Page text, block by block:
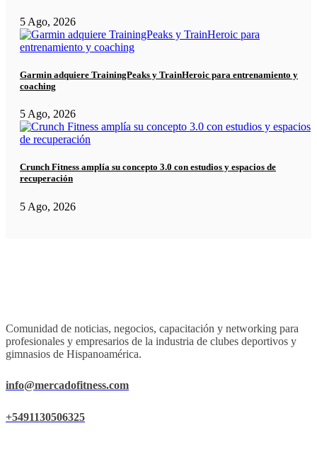
5 Ago, 2026
Garmin adquiere TrainingPeaks y TrainHeroic para entrenamiento y
coaching
5 Ago, 2026
Crunch Fitness amplía su concepto 3.0 con estudios y espacios de
recuperación
5 Ago, 2026
Comunidad de noticias, negocios, capacitación y networking para
profesionales y empresarios de la industria de clubes deportivos y
gimnasios de Hispanoamérica.
info@mercadofitness.com
+5491130506325